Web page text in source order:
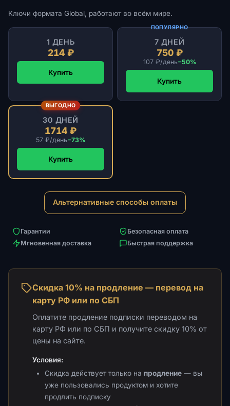
Ключи формата Global, работают во всём мире.
1 ДЕНЬ
214 ₽
Купить
ПОПУЛЯРНО
7 ДНЕЙ
750 ₽
107 ₽/день−50%
Купить
ВЫГОДНО
30 ДНЕЙ
1714 ₽
57 ₽/день−73%
Купить
Альтернативные способы оплаты
Гарантии
Безопасная оплата
Мгновенная доставка
Быстрая поддержка
Скидка 10% на продление — перевод на
карту РФ или по СБП
Оплатите продление подписки переводом на
карту РФ или по СБП и получите скидку 10% от
цены на сайте.
Условия:
Скидка действует только на продление — вы
уже пользовались продуктом и хотите
продлить подписку